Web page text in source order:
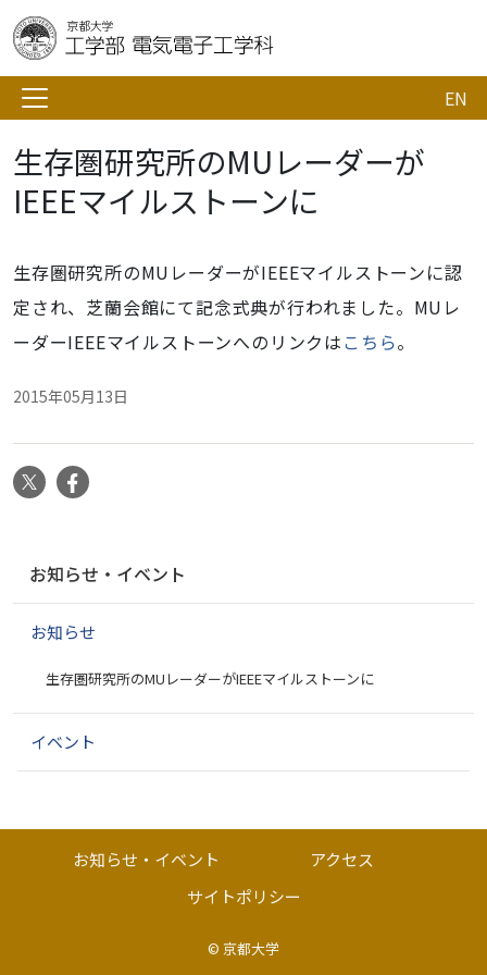
EN
生存圏研究所のMUレーダーが
IEEEマイルストーンに
生存圏研究所のMUレーダーがIEEEマイルストーンに認
定され、芝蘭会館にて記念式典が行われました。MUレ
ーダーIEEEマイルストーンへのリンクは こちら。
2015年05月13日
X
ゲ
ン
お知らせ・イベント
お知らせ
生存圏研究所のMUレーダーがIEEEマイルストーンに
イベント
© 京都大学
お知らせ・イベント
アクセス
サイトポリシー